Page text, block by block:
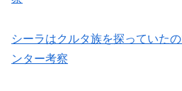
シーラはクルタ族を探っていた
ンター考察